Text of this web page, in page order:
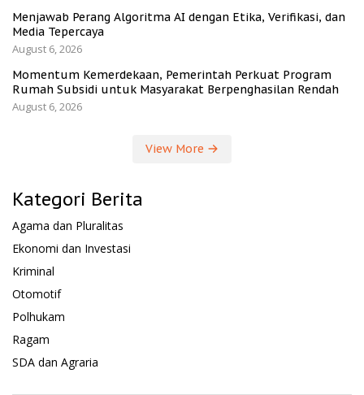
Menjawab Perang Algoritma AI dengan Etika, Verifikasi, dan
Media Tepercaya
August 6, 2026
Momentum Kemerdekaan, Pemerintah Perkuat Program
Rumah Subsidi untuk Masyarakat Berpenghasilan Rendah
August 6, 2026
View More
Kategori Berita
Agama dan Pluralitas
Ekonomi dan Investasi
Kriminal
Otomotif
Polhukam
Ragam
SDA dan Agraria